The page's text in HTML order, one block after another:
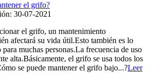
el grifo?
30-07-2021
el grifo, un mantenimiento
afectará su vida útil.Esto también es lo
muchas personas.La frecuencia de uso
alta.Básicamente, el grifo se usa todos los
se puede mantener el grifo bajo...?Leer